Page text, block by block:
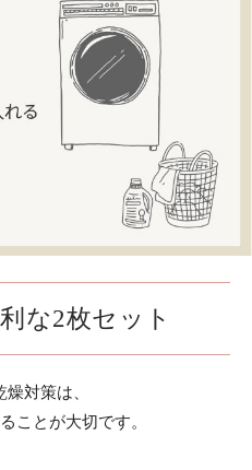
な2枚セット
対策は、
ことが大切です。